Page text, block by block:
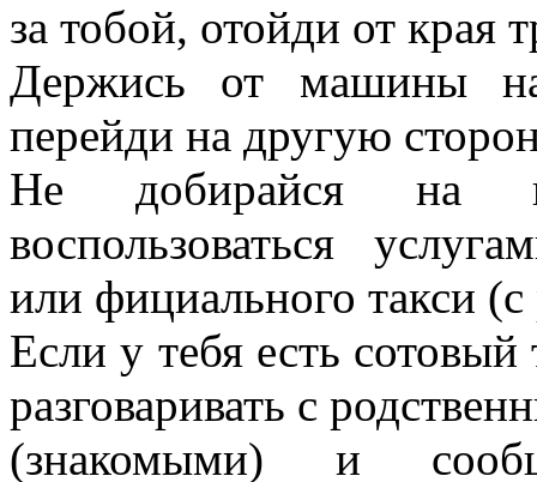
за тобой, отойди от края
Держись от машины
перейди на другую
Не добирайся на
воспользоваться
или фициального такси
Если у тебя есть
разговаривать с
(знакомыми) и